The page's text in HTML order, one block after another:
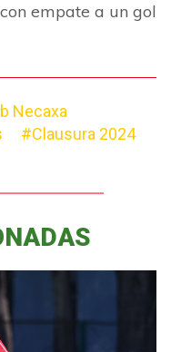
empate a un gol
Necaxa
#Clausura 2024